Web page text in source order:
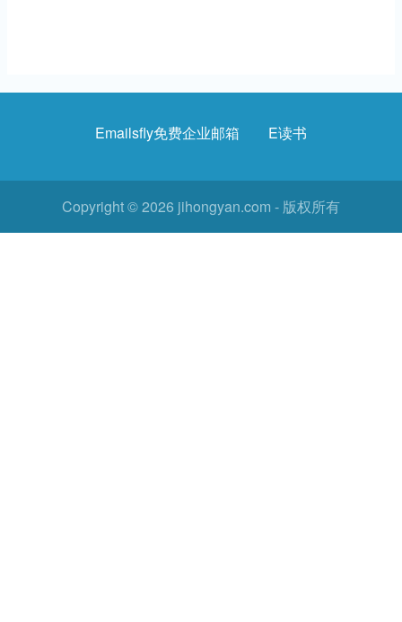
单
Emailsfly免费企业邮箱 E读书
Copyright © 2026 jihongyan.com - 版权所有